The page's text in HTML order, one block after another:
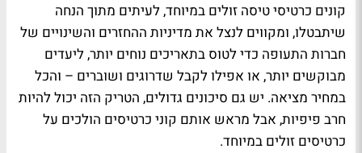
קונים כרטיסי טיסה זולים במיוחד, לעיתים מתוך הנחה
שיתבטלו, ומקווים לנצל את מדיניות ההחזרים והשינויים של
חברות התעופה כדי לטוס בתאריכים נוחים יותר, ליעדים
מבוקשים יותר, או אפילו לקבל שדרוגים ושוברים – והכל
במחיר מציאה. יש גם סיכונים גדולים, הטריק הזה יכול להיות
חרב פיפיות, אבל מראש אותם קוני כרטיסים הולכים על
כרטיסים זולים במיוחד.